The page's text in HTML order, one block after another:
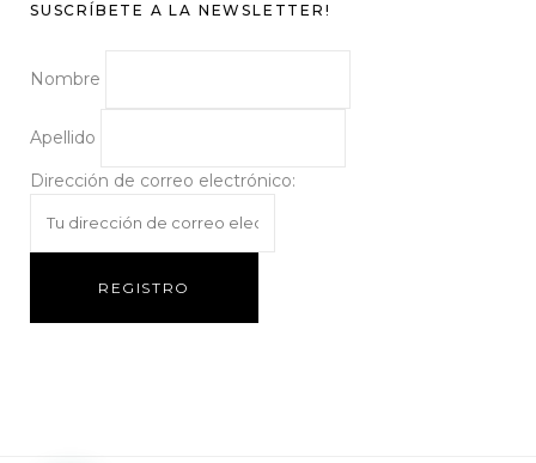
SUSCRÍBETE A LA NEWSLETTER!
Nombre
Apellido
Dirección de correo electrónico: